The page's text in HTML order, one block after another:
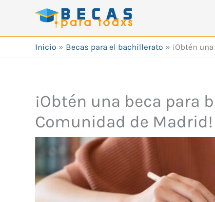
Inicio Becas para el bachillerato ¡Obtén
¡Obtén una beca para
Comunidad de Madrid!